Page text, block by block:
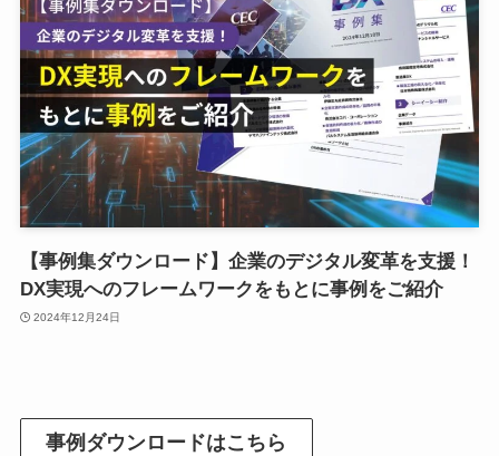
【事例集ダウンロード】企業のデジタル変革を支援！
DX実現へのフレームワークをもとに事例をご紹介
2024年12月24日
事例ダウンロードはこちら